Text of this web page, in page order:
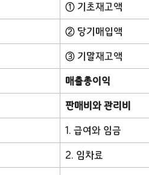
① 기초재고액
② 당기매입액
③ 기말재고액
매출총이익
판매비와 관리비
1. 급여와 임금
2. 임차료